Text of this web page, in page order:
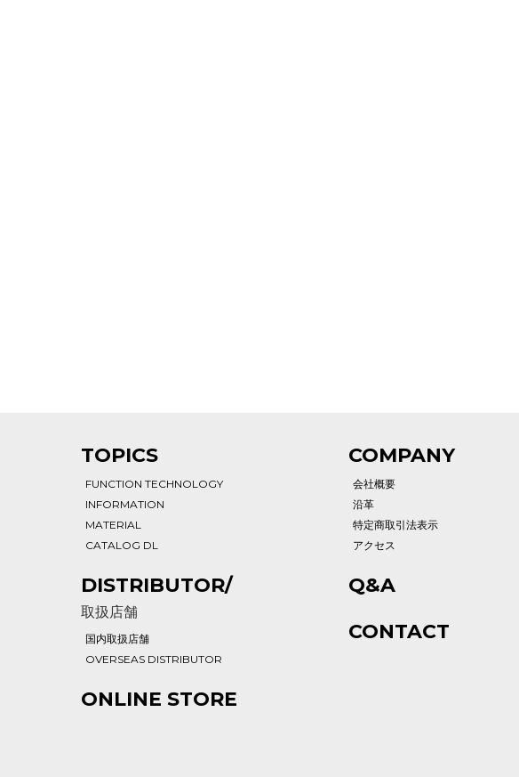
TOPICS
FUNCTION TECHNOLOGY
INFORMATION
MATERIAL
CATALOG DL
DISTRIBUTOR/
取扱店舗
国内取扱店舗
OVERSEAS DISTRIBUTOR
ONLINE STORE
COMPANY
会社概要
沿革
特定商取引法表示
アクセス
Q&A
CONTACT